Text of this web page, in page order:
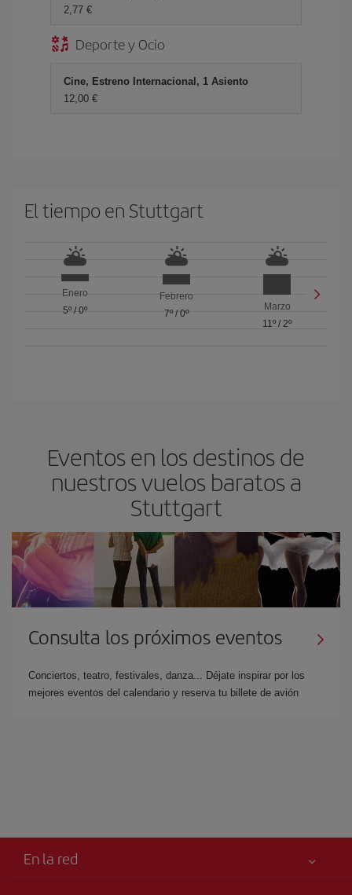
2,77 €
Deporte y Ocio
Cine, Estreno Internacional, 1 Asiento
12,00 €
El tiempo en Stuttgart
Enero
5º/ 0º
Febrero
7º/ 0º
Marzo
11º /2º
Eventos en los destinos de
nuestros vuelos baratos a
Stuttgart
Consulta los próximos eventos
Conciertos, teatro, festivales, danza... Déjate inspirar por los
mejores eventos del calendario y reserva tu billete de avión
En la red